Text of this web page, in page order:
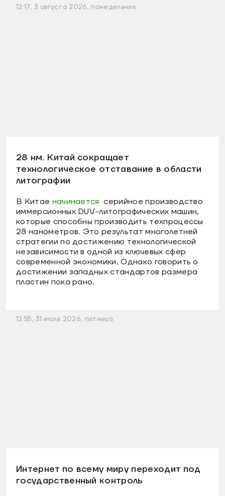
12:17, 3 августа 2026, понедельник
28 нм. Китай сокращает
технологическое отставание в области
литографии
В Китае начинается серийное производство
иммерсионных DUV-литографических машин,
которые способны производить техпроцессы
28 нанометров. Это результат многолетней
стратегии по достижению технологической
независимости в одной из ключевых сфер
современной экономики. Однако говорить о
достижении западных стандартов размера
пластин пока рано.
12:55, 31 июля 2026, пятница
Интернет по всему миру переходит под
государственный контроль